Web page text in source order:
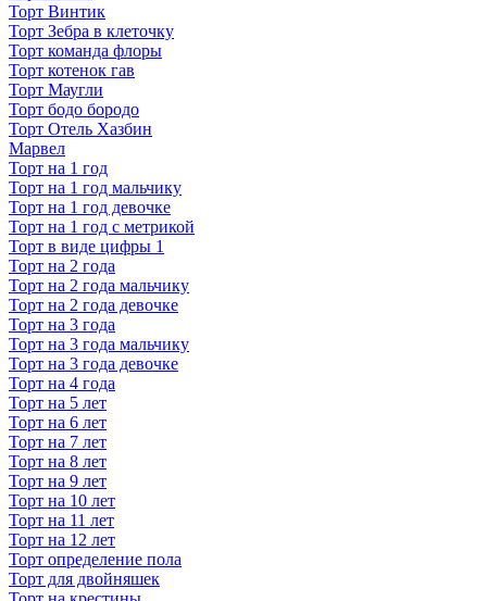
Торт Винтик
Торт Зебра в клеточку
Торт команда флоры
Торт котенок гав
Торт Маугли
Торт бодо бородо
Торт Отель Хазбин
Марвел
Торт на 1 год
Торт на 1 год мальчику
Торт на 1 год девочке
Торт на 1 год с метрикой
Торт в виде цифры 1
Торт на 2 года
Торт на 2 года мальчику
Торт на 2 года девочке
Торт на 3 года
Торт на 3 года мальчику
Торт на 3 года девочке
Торт на 4 года
Торт на 5 лет
Торт на 6 лет
Торт на 7 лет
Торт на 8 лет
Торт на 9 лет
Торт на 10 лет
Торт на 11 лет
Торт на 12 лет
Торт определение пола
Торт для двойняшек